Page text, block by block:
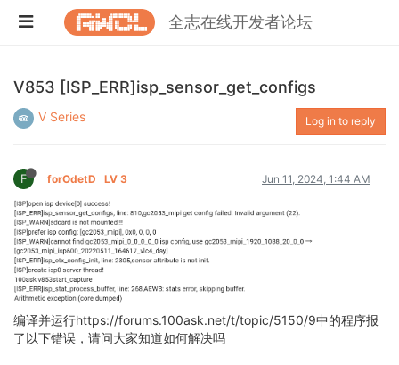
全志在线开发者论坛
V853 [ISP_ERR]isp_sensor_get_configs
V Series Log in to reply
F forOdetD LV 3 Jun 11, 2024, 1:44 AM
编译并运行https://forums.100ask.net/t/topic/5150/9中的程序报
了以下错误，请问大家知道如何解决吗